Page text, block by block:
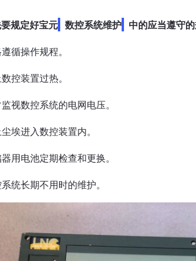
规定好宝元 数控系统维护 中的应当遵守
循操作规程。
控装置过热。
视数控系统的电网电压。
埃进入数控装置内。
用电池定期检查和更换。
统长期不用时的维护。